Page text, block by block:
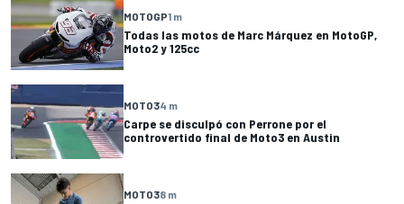
MOTOGP1 m
Todas las motos de Marc Márquez en MotoGP,
Moto2 y 125cc
MOTO34 m
Carpe se disculpó con Perrone por el
controvertido final de Moto3 en Austin
MOTO38 m